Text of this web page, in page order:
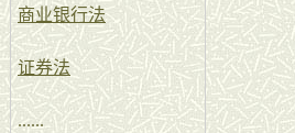
商业银行法
证券法
......